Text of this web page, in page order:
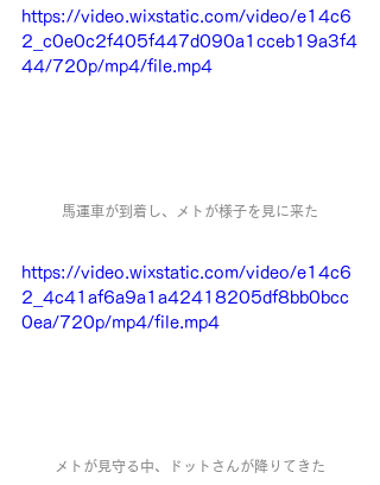
https://video.wixstatic.com/video/e14c6
2_c0e0c2f405f447d090a1cceb19a3f4
44/720p/mp4/file.mp4
馬運車が到着し、メトが様子を見に来た
https://video.wixstatic.com/video/e14c6
2_4c41af6a9a1a42418205df8bb0bcc
0ea/720p/mp4/file.mp4
メトが見守る中、ドットさんが降りてきた